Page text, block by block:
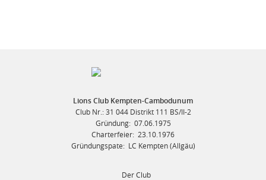
Lions Club Kempten-Cambodunum
Club Nr.: 31 044 Distrikt 111 BS/II-2
Gründung: 07.06.1975
Charterfeier: 23.10.1976
Gründungspate: LC Kempten (Allgäu)
Der Club